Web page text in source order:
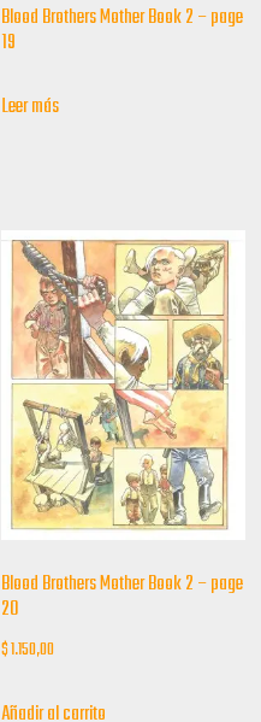
Blood Brothers Mother Book 2 – page
19
Leer más
Blood Brothers Mother Book 2 – page
20
$1.150,00
Añadir al carrito